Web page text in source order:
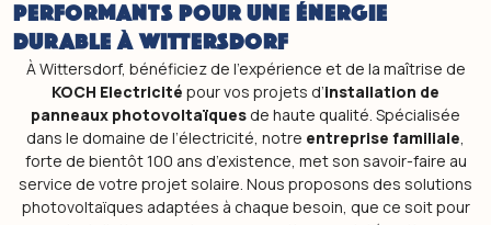
PERFORMANTS POUR UNE ÉNERGIE
DURABLE À WITTERSDORF
À Wittersdorf, bénéficiez de l’expérience et de la maîtrise de
KOCH Electricité pour vos projets d’installation de
panneaux photovoltaïques de haute qualité. Spécialisée
dans le domaine de l’électricité, notre entreprise familiale,
forte de bientôt 100 ans d’existence, met son savoir-faire au
service de votre projet solaire. Nous proposons des solutions
photovoltaïques adaptées à chaque besoin, que ce soit pour